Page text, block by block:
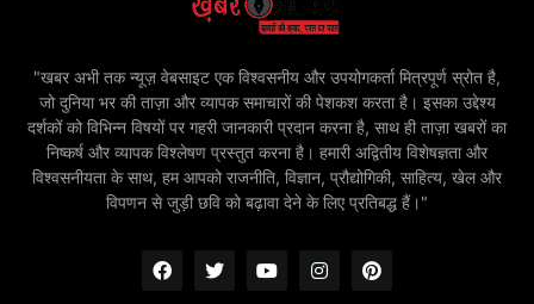
"खबर अभी तक न्यूज़ वेबसाइट एक विश्वसनीय और उपयोगकर्ता मित्रपूर्ण स्रोत है,
जो दुनिया भर की ताज़ा और व्यापक समाचारों की पेशकश करता है। इसका उद्देश्य
दर्शकों को विभिन्न विषयों पर गहरी जानकारी प्रदान करना है, साथ ही ताज़ा खबरों का
निष्कर्ष और व्यापक विश्लेषण प्रस्तुत करना है। हमारी अद्वितीय विशेषज्ञता और
विश्वसनीयता के साथ, हम आपको राजनीति, विज्ञान, प्रौद्योगिकी, साहित्य, खेल और
विपणन से जुड़ी छवि को बढ़ावा देने के लिए प्रतिबद्ध हैं।"